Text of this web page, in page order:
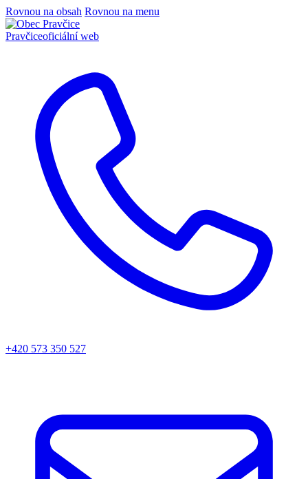
Rovnou na obsah Rovnou na menu
Pravčiceoficiální web
+420 573 350 527